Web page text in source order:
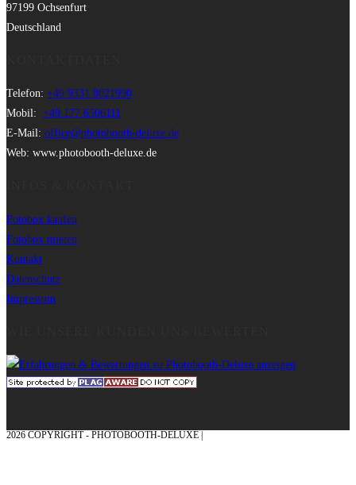
97199 Ochsenfurt
Deutschland
Telefon: +49 9331 8021990
Mobil: +49 177 6506111
E-Mail: office@photobooth-deluxe.de
Web: www.photobooth-deluxe.de
Fotobox kaufen
Fotobox mieten
Kontakt
Datenschutz
Impressum
2026 COPYRIGHT - PHOTOBOOTH-DELUXE |